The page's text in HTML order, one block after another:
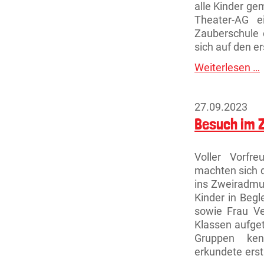
alle Kinder
Theater-AG
sich auf den
Weiterlesen …
27.09.2023
Besuch im
Voller
machten sich
ins
Kinder in
sowie Frau
Klassen
Gruppen
erkundete